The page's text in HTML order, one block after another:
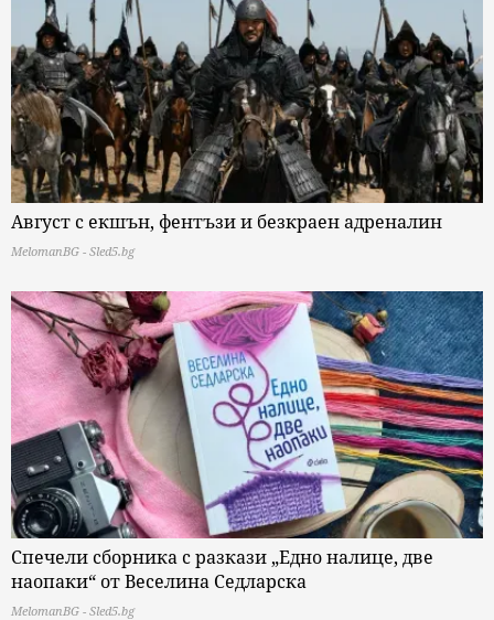
Август с екшън, фентъзи и безкраен адреналин
MelomanBG - Sled5.bg
Спечели сборника с разкази „Едно налице, две
наопаки“ от Веселина Седларска
MelomanBG - Sled5.bg